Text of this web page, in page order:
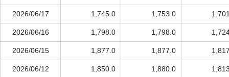
2026/06/17 1,745.0 1,753.0
2026/06/16 1,798.0 1,798.0
2026/06/15 1,877.0 1,877.0
2026/06/12 1,850.0 1,880.0